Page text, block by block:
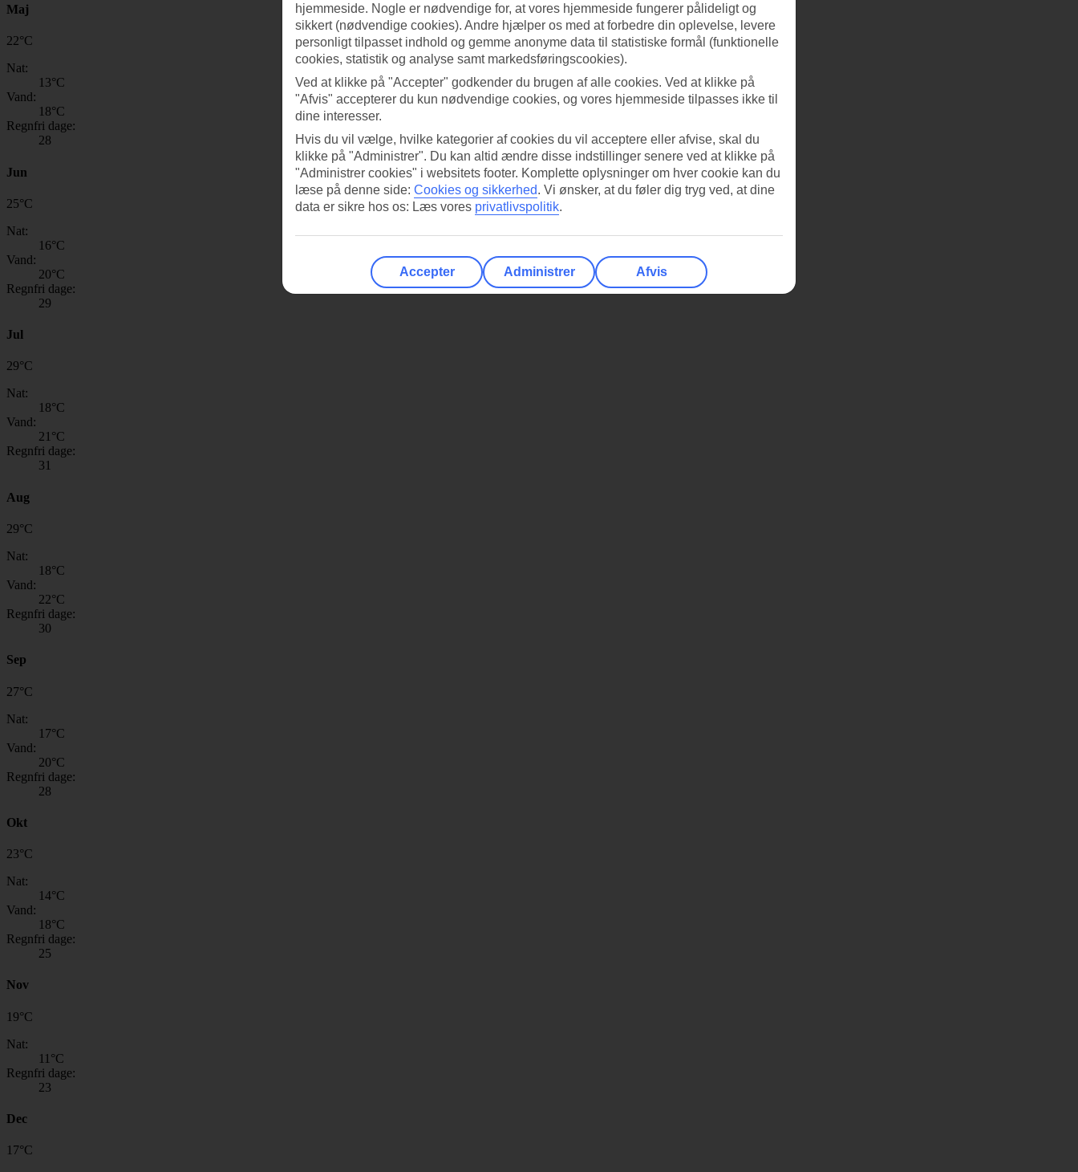
Maj
22°C
Nat:
13°C
Vand:
18°C
Regnfri dage:
28
Jun
25°C
Nat:
16°C
Vand:
20°C
Regnfri dage:
29
Jul
29°C
Nat:
18°C
Vand:
21°C
Regnfri dage:
31
Aug
29°C
Nat:
18°C
Vand:
22°C
Regnfri dage:
30
Sep
27°C
Nat:
17°C
Vand:
20°C
Regnfri dage:
28
Okt
23°C
Nat:
14°C
Vand:
18°C
Regnfri dage:
25
Nov
19°C
Nat:
11 °C
Regnfri dage:
23
Dec
17°C
hjemmeside. Nogle er nødvendige for, at vores hjemmeside fungerer pålideligt og
sikkert (nødvendige cookies). Andre hjælper os med at forbedre din oplevelse, levere
personligt tilpasset indhold og gemme anonyme data til statistiske formål (funktionelle
cookies, statistik og analyse samt markedsføringscookies).
Ved at klikke på "Accepter" godkender du brugen af alle cookies. Ved at klikke på
"Afvis" accepterer du kun nødvendige cookies, og vores hjemmeside tilpasses ikke til
dine interesser.
Hvis du vil vælge, hvilke kategorier af cookies du vil acceptere eller afvise, skal du
klikke på "Administrer". Du kan altid ændre disse indstillinger senere ved at klikke på
"Administrer cookies" i websitets footer. Komplette oplysninger om hver cookie kan du
læse på denne side: Cookies og sikkerhed. Vi ønsker, at du føler dig tryg ved, at dine
data er sikre hos os: Læs vores privatlivspolitik.
Accepter Administrer Afvis